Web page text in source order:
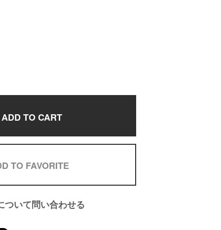
ADD TO CART
TO FAVORITE
ついて問い合わせる